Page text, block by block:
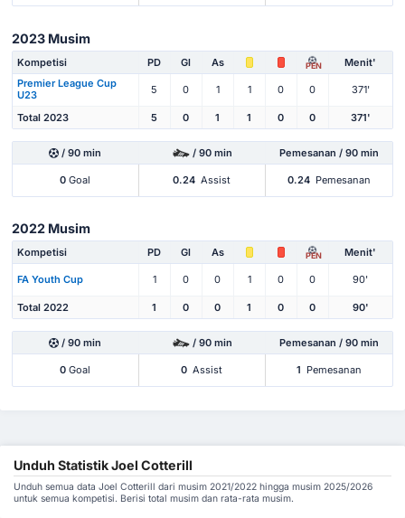
2023 Musim
Kompetisi PD Gl As PEN
Menit'
Premier League Cup
U23
5 0 1 1 0 0 371'
Total 2023 5 0 1 1 0 0 371'
/ 90 min / 90 min Pemesanan / 90 min
0 Goal 0.24 Assist 0.24 Pemesanan
2022 Musim
Kompetisi PD Gl As PEN Menit'
FA Youth Cup 1 0 0 1 0 0 90'
Total 2022 1 0 0 1 0 0 90'
/ 90 min / 90 min Pemesanan / 90 min
0 Goal 0 Assist 1 Pemesanan
Unduh Statistik Joel Cotterill
Unduh semua data Joel Cotterill dari musim 2021/2022 hingga musim 2025/2026
untuk semua kompetisi. Berisi total musim dan rata-rata musim.